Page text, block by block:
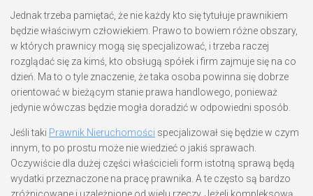
Jednak trzeba pamiętać, że nie każdy kto się tytułuje prawnikiem
będzie właściwym człowiekiem. Prawo to bowiem różne obszary,
w których prawnicy mogą się specjalizować, i trzeba raczej
rozglądać się za kimś, kto obsługą spółek i firm zajmuje się na co
dzień. Ma to o tyle znaczenie, że taka osoba powinna się dobrze
orientować w bieżącym stanie prawa handlowego, ponieważ
jedynie wówczas będzie mogła doradzić w odpowiedni sposób.
Jeśli taki Prawnik Nieruchomości specjalizował się będzie w czym
innym, to po prostu może nie wiedzieć o jakiś sprawach.
Oczywiście dla dużej części właścicieli form istotną sprawą będą
wydatki przeznaczone na pracę prawnika. A te często są bardzo